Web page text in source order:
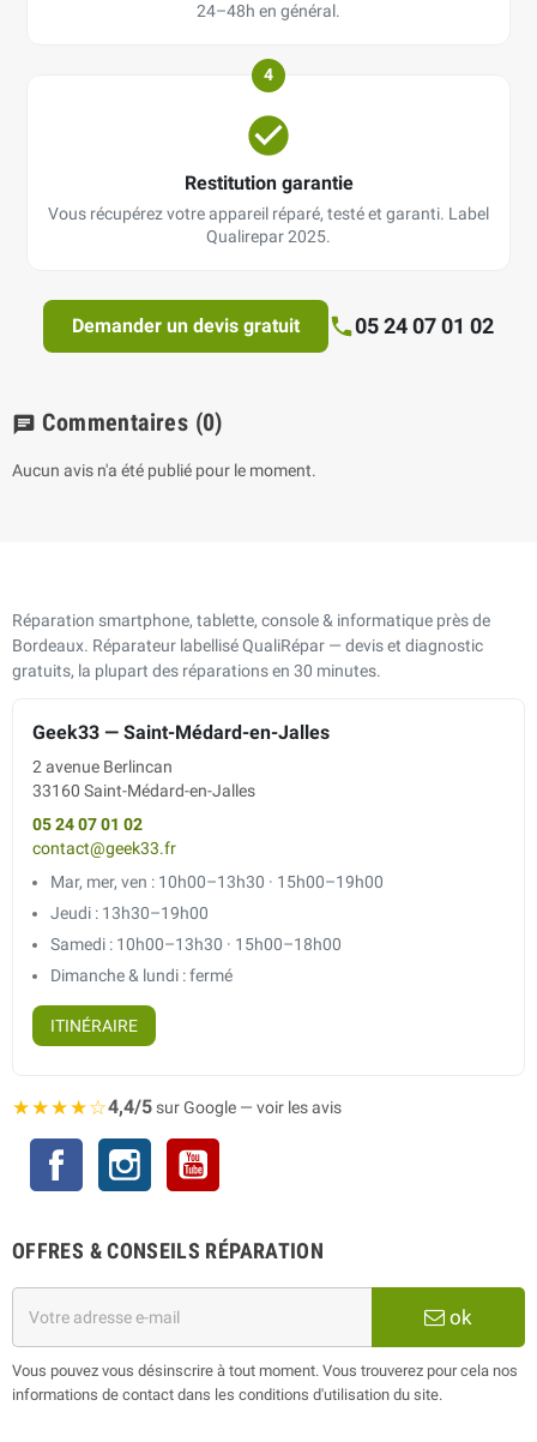
24–48h en général.
4
Restitution garantie
Vous récupérez votre appareil réparé, testé et garanti. Label
Qualirepar 2025.
Demander un devis gratuit 05 24 07 01 02
chat Commentaires (0)
Aucun avis n'a été publié pour le moment.
Réparation smartphone, tablette, console & informatique près de
Bordeaux. Réparateur labellisé QualiRépar — devis et diagnostic
gratuits, la plupart des réparations en 30 minutes.
Geek33 — Saint-Médard-en-Jalles
2 avenue Berlincan
33160 Saint-Médard-en-Jalles
05 24 07 01 02
contact@geek33.fr
Mar, mer, ven : 10h00–13h30 · 15h00–19h00
Jeudi : 13h30–19h00
Samedi : 10h00–13h30 · 15h00–18h00
Dimanche & lundi : fermé
ITINÉRAIRE
★★★★☆4,4/5sur Google — voir les avis
Facebook Instagram
OFFRES & CONSEILS RÉPARATION
ok
Vous pouvez vous désinscrire à tout moment. Vous trouverez pour cela nos
informations de contact dans les conditions d'utilisation du site.